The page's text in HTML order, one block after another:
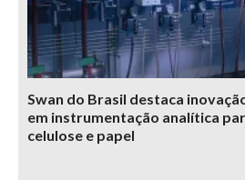
Swan do Brasil destaca
em instrumentação analítica
celulose e papel